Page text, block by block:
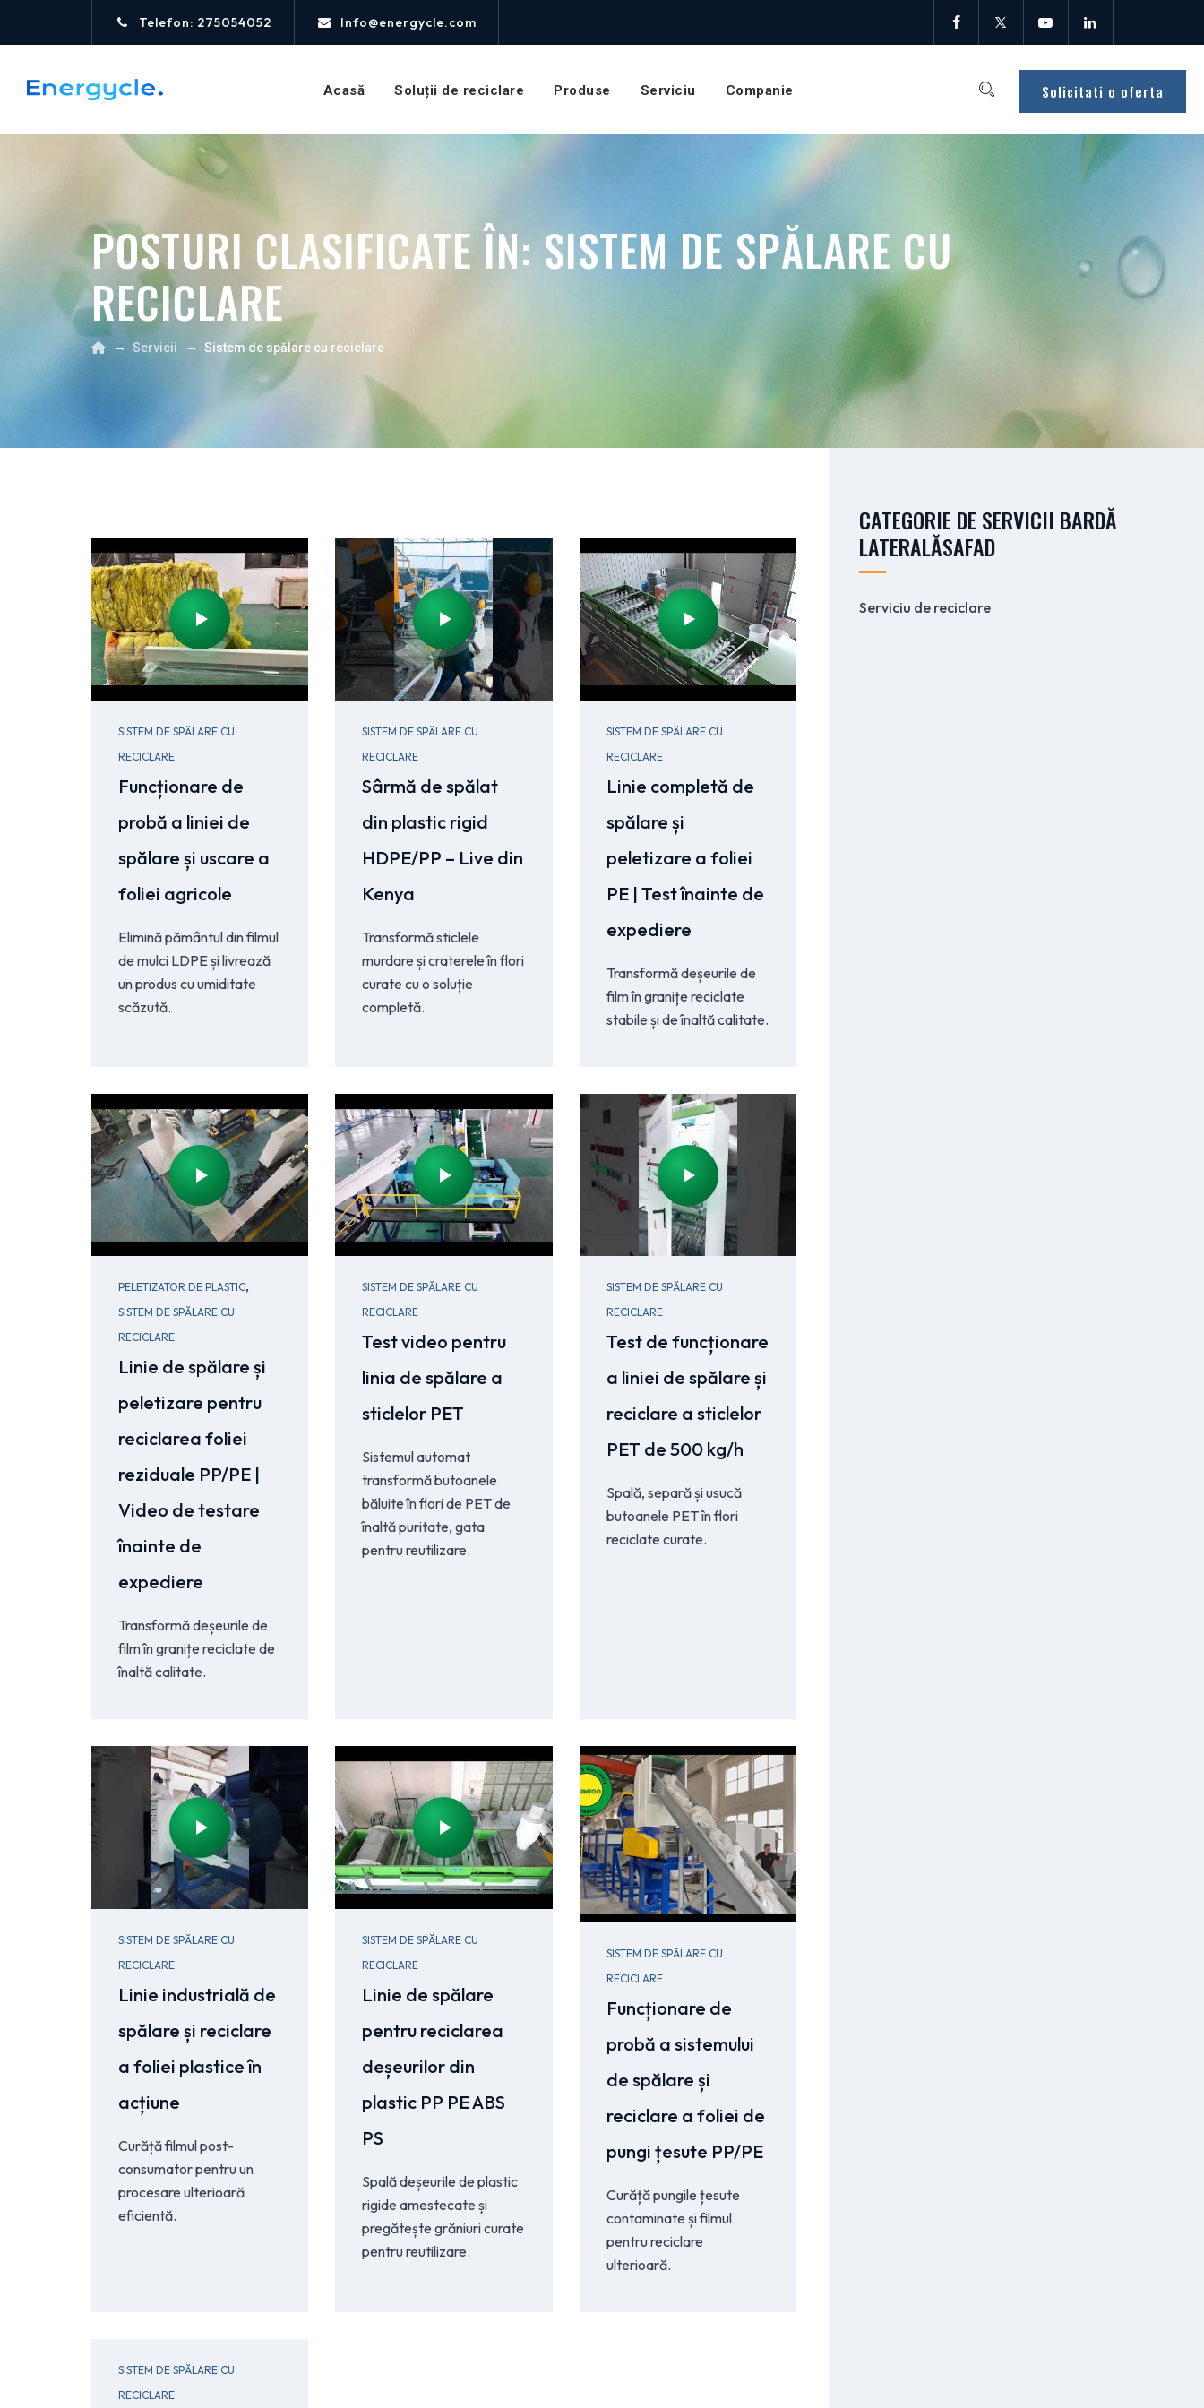
Telefon: 275054052 Info@energycle.com
Solicitati o oferta
Acasă Soluții de reciclare Produse Serviciu Companie
POSTURI CLASIFICATE ÎN: SISTEM DE SPĂLARE CU
RECICLARE
→ Servicii → Sistem de spălare cu reciclare
SISTEM DE SPĂLARE CU
RECICLARE
Funcționare de
probă a liniei de
spălare și uscare a
foliei agricole
Elimină pământul din filmul
de mulci LDPE și livrează
un produs cu umiditate
scăzută.
SISTEM DE SPĂLARE CU
RECICLARE
Sârmă de spălat
din plastic rigid
HDPE/PP – Live din
Kenya
Transformă sticlele
murdare și craterele în flori
curate cu o soluție
completă.
SISTEM DE SPĂLARE CU
RECICLARE
Linie completă de
spălare și
peletizare a foliei
PE | Test înainte de
expediere
Transformă deșeurile de
film în granițe reciclate
stabile și de înaltă calitate.
PELETIZATOR DE PLASTIC,
SISTEM DE SPĂLARE CU
RECICLARE
Linie de spălare și
peletizare pentru
reciclarea foliei
reziduale PP/PE |
Video de testare
înainte de
expediere
Transformă deșeurile de
film în granițe reciclate de
înaltă calitate.
SISTEM DE SPĂLARE CU
RECICLARE
Test video pentru
linia de spălare a
sticlelor PET
Sistemul automat
transformă butoanele
băluite în flori de PET de
înaltă puritate, gata
pentru reutilizare.
SISTEM DE SPĂLARE CU
RECICLARE
Test de funcționare
a liniei de spălare și
reciclare a sticlelor
PET de 500 kg/h
Spală, separă și usucă
butoanele PET în flori
reciclate curate.
SISTEM DE SPĂLARE CU
RECICLARE
Linie industrială de
spălare și reciclare
a foliei plastice în
acțiune
Curăță filmul post-
consumator pentru un
procesare ulterioară
eficientă.
SISTEM DE SPĂLARE CU
RECICLARE
Linie de spălare
pentru reciclarea
deșeurilor din
plastic PP PE ABS
PS
Spală deșeurile de plastic
rigide amestecate și
pregătește grăniuri curate
pentru reutilizare.
SISTEM DE SPĂLARE CU
RECICLARE
Funcționare de
probă a sistemului
de spălare și
reciclare a foliei de
pungi țesute PP/PE
Curăță pungile țesute
contaminate și filmul
pentru reciclare
ulterioară.
SISTEM DE SPĂLARE CU
RECICLARE
CATEGORIE DE SERVICII BARDĂ
LATERALĂSAFAD
Serviciu de reciclare